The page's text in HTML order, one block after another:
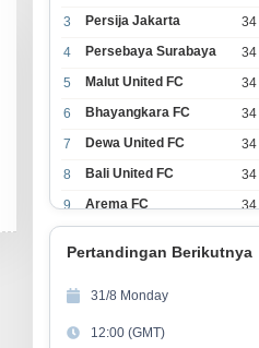
3
Persija Jakarta 34
4
Persebaya Surabaya 34
5
Malut United FC 34
6
Bhayangkara FC 34
7
Dewa United FC 34
8
Bali United FC 34
9
Arema FC 34
0
1
2
Persik Kediri
Pertandingan Berikutnya
31/8 Monday
12:00 (GMT)